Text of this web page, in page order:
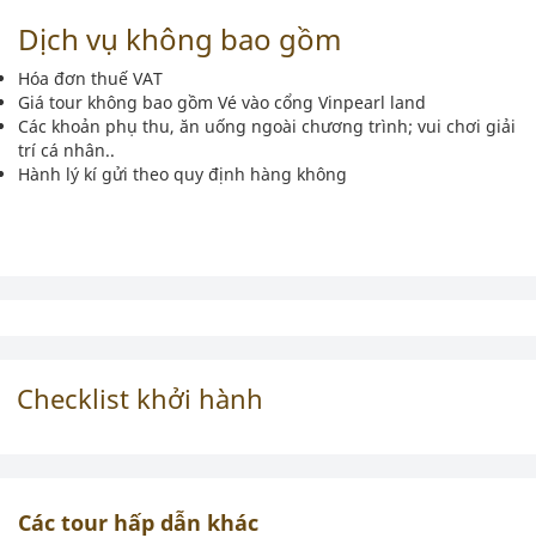
Dịch vụ không bao gồm
Hóa đơn thuế VAT
Giá tour không bao gồm Vé vào cổng Vinpearl land
Các khoản phụ thu, ăn uống ngoài chương trình; vui chơi giải
trí cá nhân..
Hành lý kí gửi theo quy định hàng không
Checklist khởi hành
Các tour hấp dẫn khác